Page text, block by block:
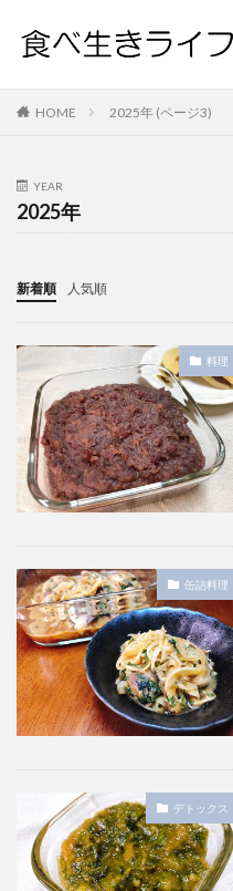
HOME 2025年 (ページ3)
YEAR
2025年
新着順 人気順
料理
缶詰料理
デトックス